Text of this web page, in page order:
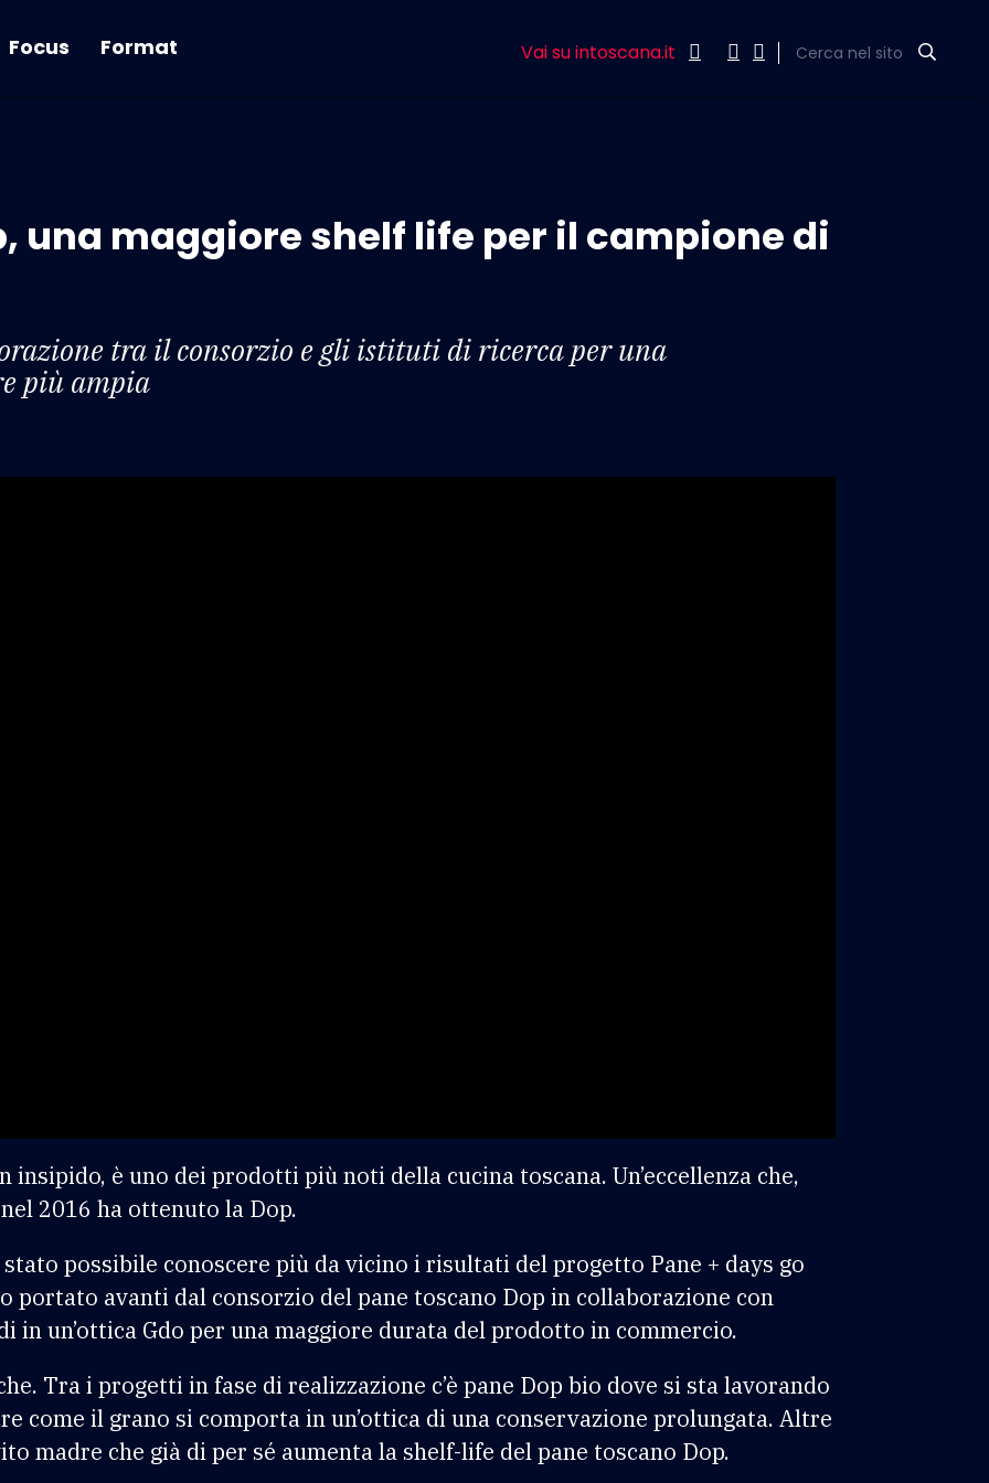
Focus Format Vai su intoscana.it Cerca nel sito
una maggiore shelf life per il campione di
tra il consorzio e gli istituti di ricerca per una
più ampia
insipido, è uno dei prodotti più noti della cucina toscana. Un’eccellenza che,
2016 ha ottenuto la Dop.
possibile conoscere più da vicino i risultati del progetto Pane + days go
portato avanti dal consorzio del pane toscano Dop in collaborazione con
un’ottica Gdo per una maggiore durata del prodotto in commercio.
Tra i progetti in fase di realizzazione c’è pane Dop bio dove si sta lavorando
come il grano si comporta in un’ottica di una conservazione prolungata. Altre
madre che già di per sé aumenta la shelf-life del pane toscano Dop.